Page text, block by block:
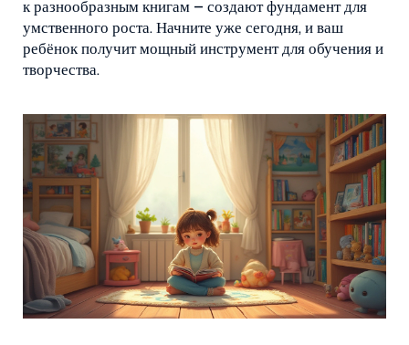
к разнообразным книгам – создают фундамент для
умственного роста. Начните уже сегодня, и ваш
ребёнок получит мощный инструмент для обучения и
творчества.